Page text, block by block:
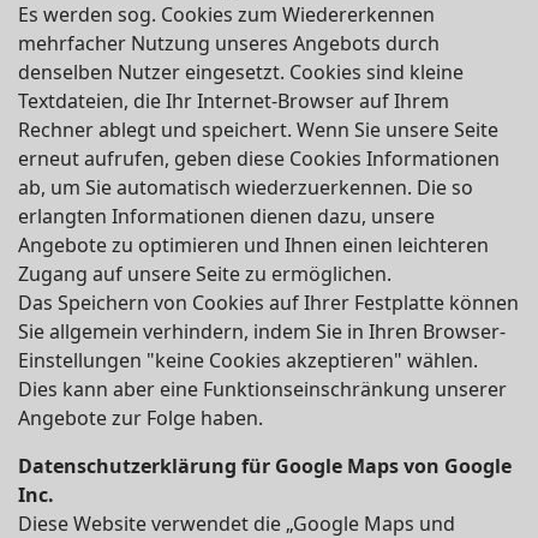
Es werden sog. Cookies zum Wiedererkennen
mehrfacher Nutzung unseres Angebots durch
denselben Nutzer eingesetzt. Cookies sind kleine
Textdateien, die Ihr Internet-Browser auf Ihrem
Rechner ablegt und speichert. Wenn Sie unsere Seite
erneut aufrufen, geben diese Cookies Informationen
ab, um Sie automatisch wiederzuerkennen. Die so
erlangten Informationen dienen dazu, unsere
Angebote zu optimieren und Ihnen einen leichteren
Zugang auf unsere Seite zu ermöglichen.
Das Speichern von Cookies auf Ihrer Festplatte können
Sie allgemein verhindern, indem Sie in Ihren Browser-
Einstellungen "keine Cookies akzeptieren" wählen.
Dies kann aber eine Funktionseinschränkung unserer
Angebote zur Folge haben.
Datenschutzerklärung für Google Maps von Google
Inc.
Diese Website verwendet die „Google Maps und